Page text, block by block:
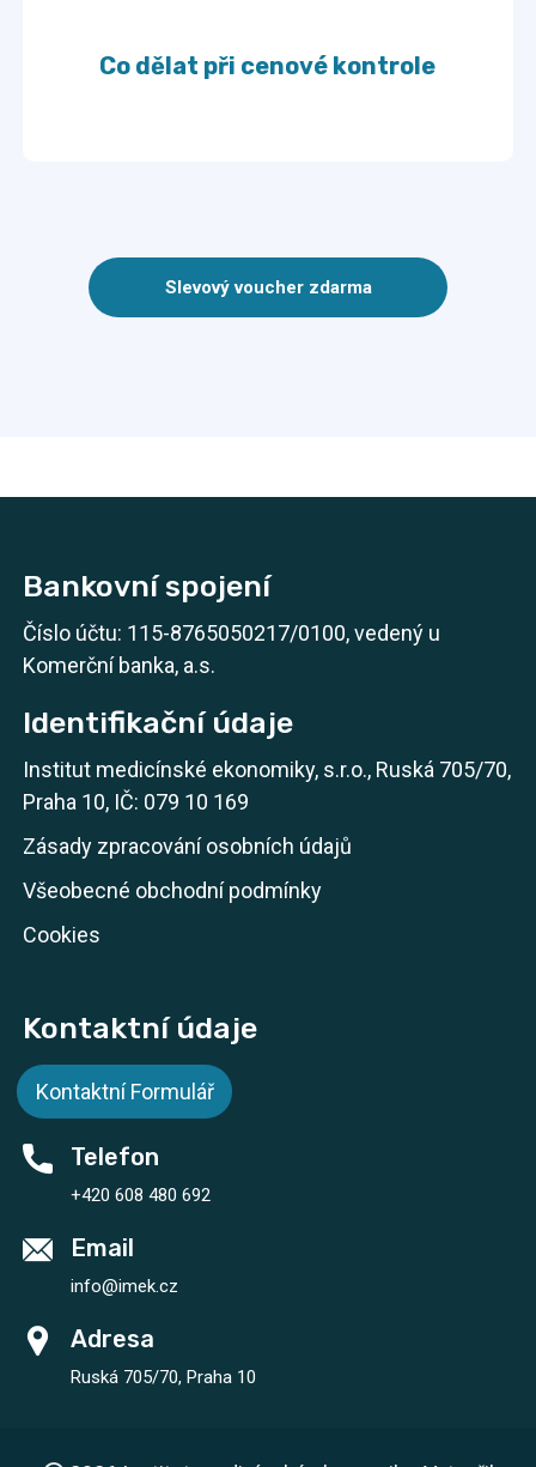
Co dělat při cenové kontrole
Slevový voucher zdarma
Bankovní spojení
Číslo účtu: 115-8765050217/0100, vedený u
Komerční banka, a.s.
Identifikační údaje
Institut medicínské ekonomiky, s.r.o., Ruská 705/70,
Praha 10, IČ: 079 10 169
Zásady zpracování osobních údajů
Všeobecné obchodní podmínky
Cookies
Kontaktní údaje
Kontaktní Formulář
Telefon
+420 608 480 692
Email
info@imek.cz
Adresa
Ruská 705/70, Praha 10